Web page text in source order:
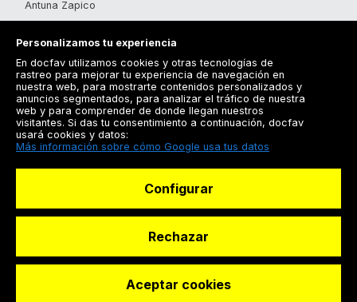
Antuna Zapico
Registrarse
Docfav
© Dashboard Technologies S.L
Personalizamos tu experiencia
En docfav utilizamos cookies y otras tecnologías de
rastreo para mejorar tu experiencia de navegación en
nuestra web, para mostrarte contenidos personalizados y
anuncios segmentados, para analizar el tráfico de nuestra
web y para comprender de donde llegan nuestros
visitantes. Si das tu consentimiento a continuación, docfav
usará cookies y datos:
Más información sobre cómo Google usa tus datos
Configurar
Rechazar
Aceptar cookies